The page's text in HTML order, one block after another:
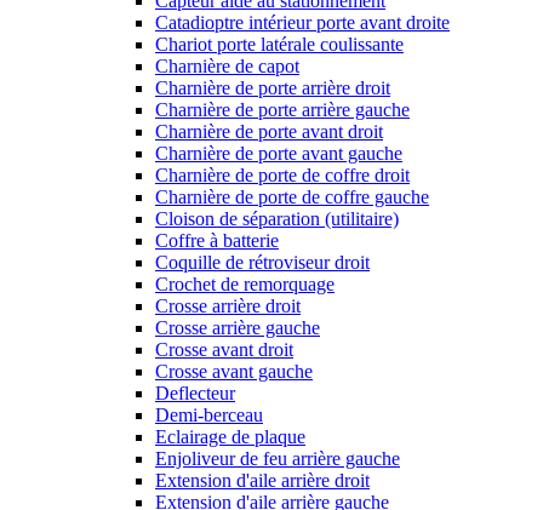
Catadioptre intérieur porte avant droite
Chariot porte latérale coulissante
Charnière de capot
Charnière de porte arrière droit
Charnière de porte arrière gauche
Charnière de porte avant droit
Charnière de porte avant gauche
Charnière de porte de coffre droit
Charnière de porte de coffre gauche
Cloison de séparation (utilitaire)
Coffre à batterie
Coquille de rétroviseur droit
Crochet de remorquage
Crosse arrière droit
Crosse arrière gauche
Crosse avant droit
Crosse avant gauche
Deflecteur
Demi-berceau
Eclairage de plaque
Enjoliveur de feu arrière gauche
Extension d'aile arrière droit
Extension d'aile arrière gauche